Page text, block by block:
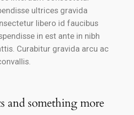
ultrices gravida
libero id faucibus
in est ante in nibh
Curabitur gravida arcu ac
and something more